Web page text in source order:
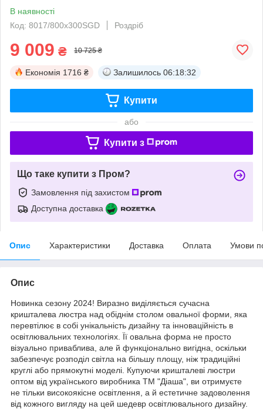
В наявності
Код: 8017/800x300SGD
Роздріб
9 009 ₴ 10 725 ₴
Економія 1716 ₴ Залишилось 06:18:31
Купити
або
Купити з
Що таке купити з Пром?
Замовлення під захистом
Доступна доставка
Опис Характеристики Доставка Оплата Умови
Опис
Новинка сезону 2024! Виразно виділяється сучасна
кришталева люстра над обіднім столом овальної форми, яка
перевтілює в собі унікальність дизайну та інноваційність в
освітлювальних технологіях. Її овальна форма не просто
візуально приваблива, але й функціонально вигідна, оскільки
забезпечує розподіл світла на більшу площу, ніж традиційні
круглі або прямокутні моделі. Купуючи кришталеві люстри
оптом від українського виробника ТМ "Діаша", ви отримуєте
не тільки високоякісне освітлення, а й естетичне задоволення
від кожного вигляду на цей шедевр освітлювального дизайну.